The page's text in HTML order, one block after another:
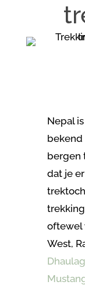
Nepal
bekend
bergen
dat je
oftewel
West,